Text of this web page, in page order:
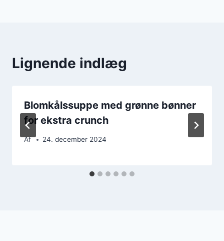
Lignende indlæg
Blomkålssuppe med grønne bønner
for ekstra crunch
Af 24. december 2024